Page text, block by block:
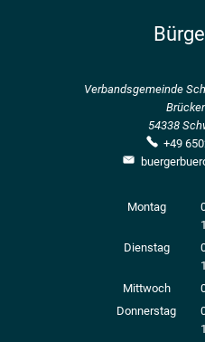
Verbandsgemeinde
54338
+49
Montag
Dienstag
Mittwoch
Donnerstag